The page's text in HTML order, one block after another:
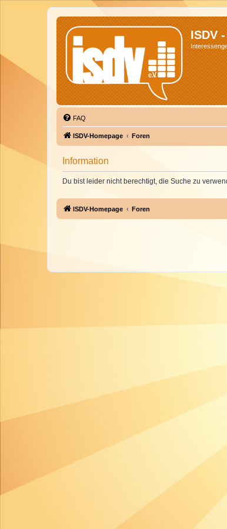
ISDV
FAQ
ISDV-Homepage Foren
Information
Du bist leider nicht berechtigt, die Suche zu
ISDV-Homepage Foren